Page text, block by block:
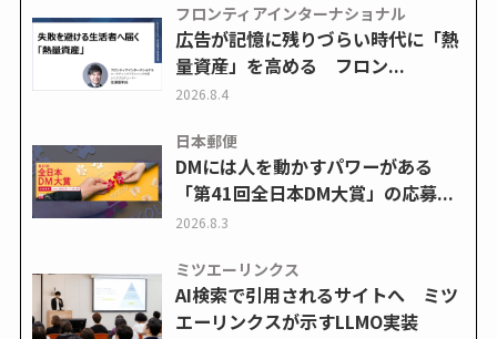
フロンティアインターナショナル
広告が記憶に残りづらい時代に「熱
量資産」を高める フロン...
2026.8.4
日本郵便
DMには人を動かすパワーがある
「第41回全日本DM大賞」の応募...
2026.8.3
ミツエーリンクス
AI検索で引用されるサイトへ ミツ
エーリンクスが示すLLMO実装